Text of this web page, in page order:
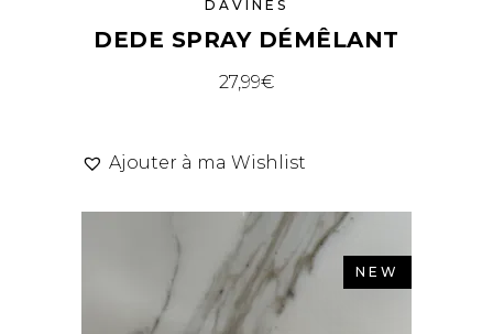
DAVINES
DEDE SPRAY DÉMÊLANT
27,99€
Ajouter à ma Wishlist
NEW